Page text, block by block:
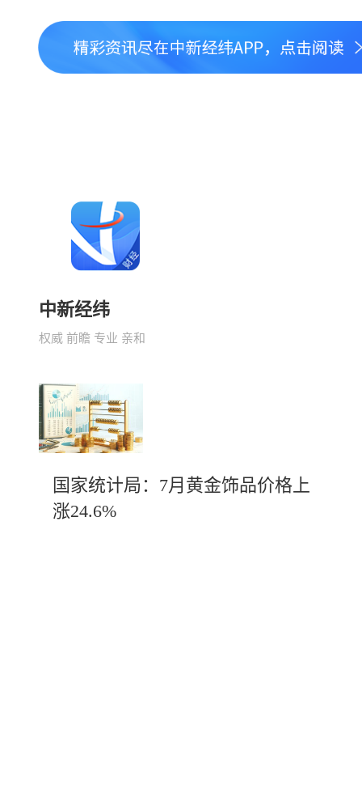
中新经纬
权威 前瞻 专业 亲和
国家统计局：7月黄金饰品价格上
涨24.6%